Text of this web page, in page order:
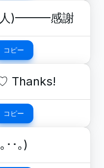
)━━━感謝
コピー
Thanks!
コピー
･･｡)